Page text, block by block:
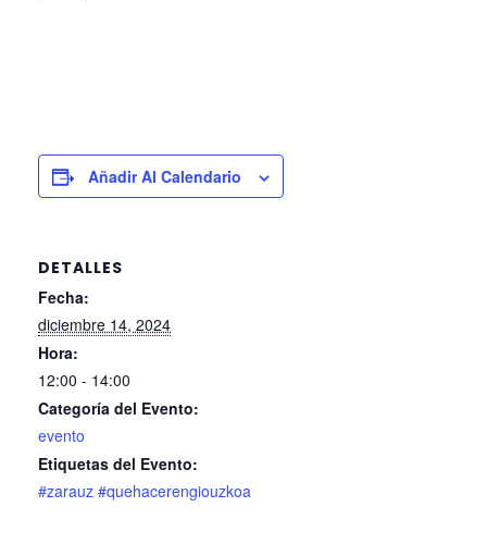
Añadir Al Calendario
DETALLES
Fecha:
diciembre 14, 2024
Hora:
12:00 - 14:00
Categoría del Evento:
evento
Etiquetas del Evento:
#zarauz #quehacerengiouzkoa